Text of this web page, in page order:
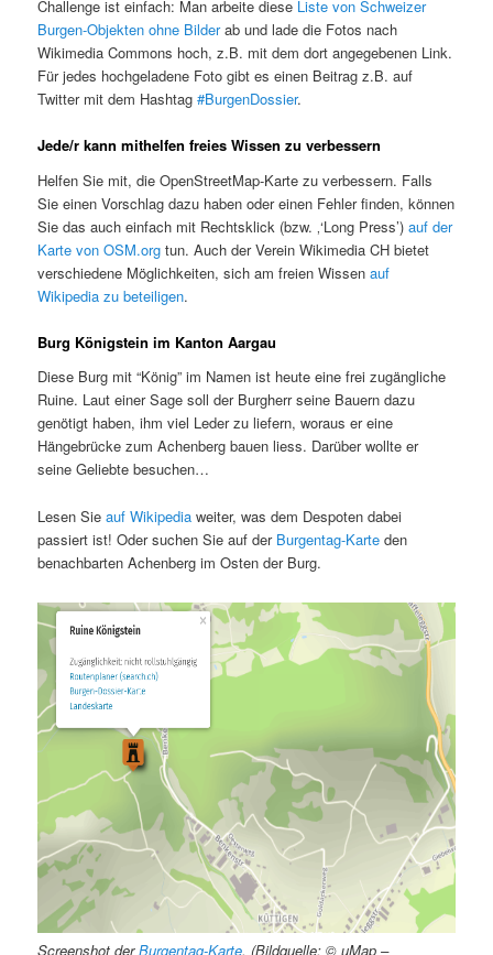
Challenge ist einfach: Man arbeite diese Liste von Schweizer
Burgen-Objekten ohne Bilderab und lade die Fotos nach
Wikimedia Commons hoch, z.B. mit dem dort angegebenen Link.
Für jedes hochgeladene Foto gibt es einen Beitrag z.B. auf
Twitter mit dem Hashtag#BurgenDossier.
Jede/r kann mithelfen freies Wissen zu verbessern
Helfen Sie mit, die OpenStreetMap-Karte zu verbessern. Falls
Sie einen Vorschlag dazu haben oder einen Fehler finden, können
Sie das auch einfach mit Rechtsklick (bzw. ‚‘Long Press’)auf der
Karte von OSM.org tun. Auch der Verein Wikimedia CH bietet
verschiedene Möglichkeiten, sich am freien Wissenauf
Wikipedia zu beteiligen.
Burg Königstein im Kanton Aargau
Diese Burg mit “König” im Namen ist heute eine frei zugängliche
Ruine. Laut einer Sage soll der Burgherr seine Bauern dazu
genötigt haben, ihm viel Leder zu liefern, woraus er eine
Hängebrücke zum Achenberg bauen liess. Darüber wollte er
seine Geliebte besuchen…
Lesen Sieauf Wikipedia weiter, was dem Despoten dabei
passiert ist! Oder suchen Sie auf der Burgentag-Karte den
benachbarten Achenberg im Osten der Burg.
Screenshot derBurgentag-Karte. (Bildquelle: © uMap –